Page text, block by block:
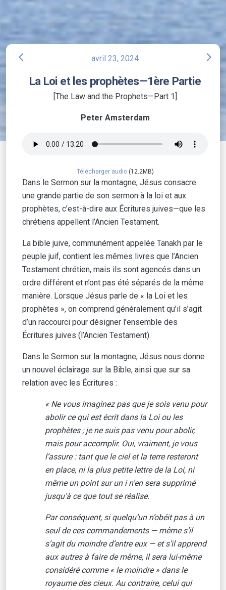
arrow_back_ios avril 23, 2024 arrow_forward_ios
La Loi et les prophètes—1ère Partie
[The Law and the Prophets—Part 1]
Peter Amsterdam
Télécharger audio(12.2MB)
Dans le Sermon sur la montagne, Jésus consacre
une grande partie de son sermon à la loi et aux
prophètes, c’est-à-dire aux Écritures juives—que les
chrétiens appellent l’Ancien Testament.
La bible juive, communément appelée Tanakh par le
peuple juif, contient les mêmes livres que l’Ancien
Testament chrétien, mais ils sont agencés dans un
ordre différent et n’ont pas été séparés de la même
manière. Lorsque Jésus parle de « la Loi et les
prophètes », on comprend généralement qu’il s’agit
d’un raccourci pour désigner l’ensemble des
Écritures juives (l’Ancien Testament).
Dans le Sermon sur la montagne, Jésus nous donne
un nouvel éclairage sur la Bible, ainsi que sur sa
relation avec les Écritures :
« Ne vous imaginez pas que je sois venu pour
abolir ce qui est écrit dans la Loi ou les
prophètes ; je ne suis pas venu pour abolir,
mais pour accomplir. Oui, vraiment, je vous
l’assure : tant que le ciel et la terre resteront
en place, ni la plus petite lettre de la Loi, ni
même un point sur un i n’en sera supprimé
jusqu’à ce que tout se réalise.
Par conséquent, si quelqu’un n’obéit pas à un
seul de ces commandements — même s’il
s’agit du moindre d’entre eux — et s’il apprend
aux autres à faire de même, il sera lui-même
considéré comme « le moindre » dans le
royaume des cieux. Au contraire, celui qui